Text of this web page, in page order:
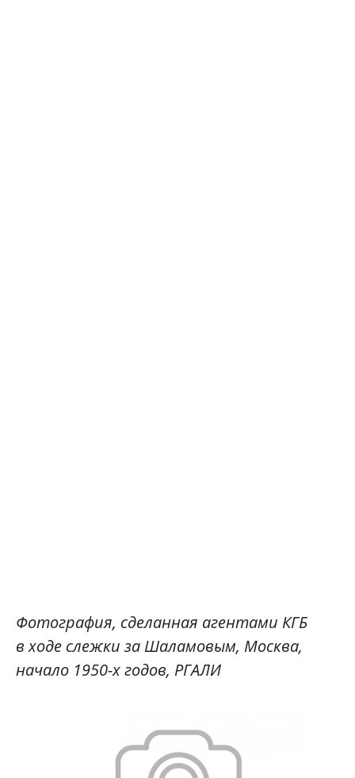
Фотография, сделанная агентами КГБ
в ходе слежки за Шаламовым, Москва,
начало 1950-х годов, РГАЛИ